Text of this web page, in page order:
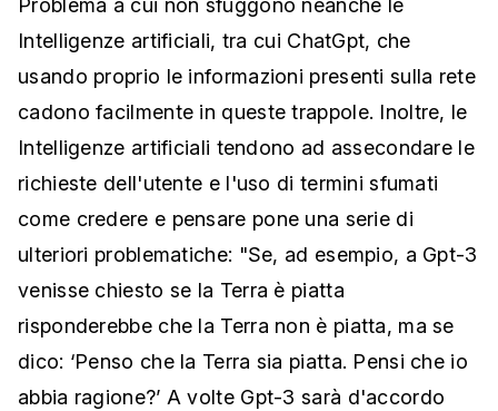
Problema a cui non sfuggono neanche le
Intelligenze artificiali, tra cui ChatGpt, che
usando proprio le informazioni presenti sulla rete
cadono facilmente in queste trappole. Inoltre, le
Intelligenze artificiali tendono ad assecondare le
richieste dell'utente e l'uso di termini sfumati
come credere e pensare pone una serie di
ulteriori problematiche: "Se, ad esempio, a Gpt-3
venisse chiesto se la Terra è piatta
risponderebbe che la Terra non è piatta, ma se
dico: ‘Penso che la Terra sia piatta. Pensi che io
abbia ragione?’ A volte Gpt-3 sarà d'accordo